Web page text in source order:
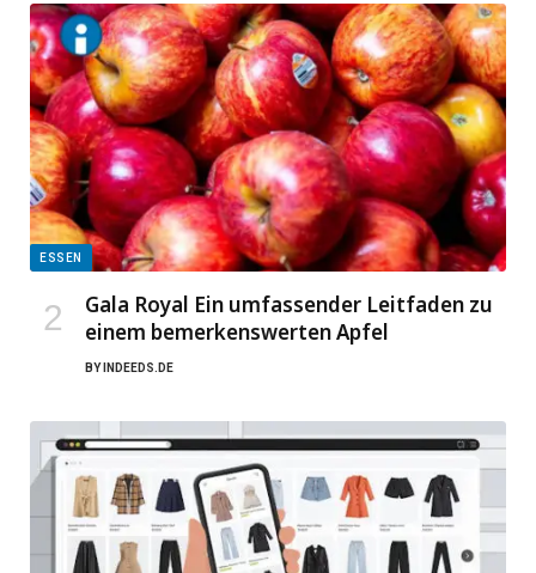
ESSEN
Gala Royal Ein umfassender Leitfaden zu
einem bemerkenswerten Apfel
BY INDEEDS.DE